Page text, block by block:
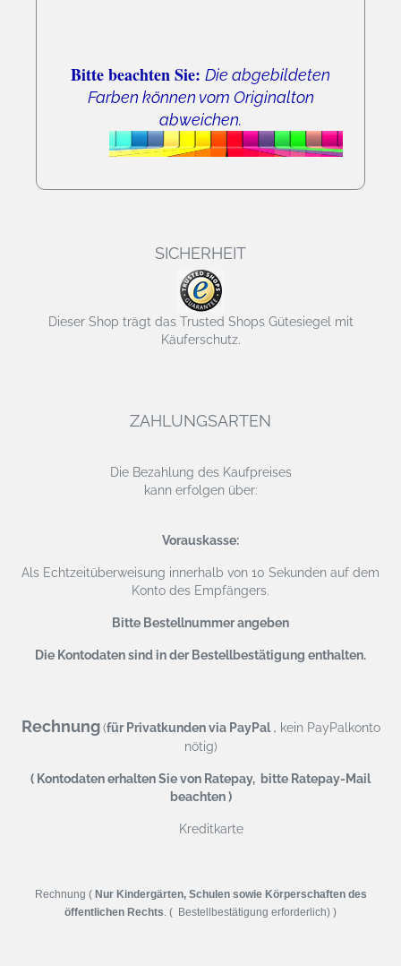
Bitte beachten Sie: Die abgebildeten
Farben können vom Originalton
abweichen.
SICHERHEIT
Dieser Shop trägt das Trusted Shops Gütesiegel mit
Käuferschutz.
ZAHLUNGSARTEN
Die Bezahlung des Kaufpreises
kann erfolgen über:
Vorauskasse:
Als Echtzeitüberweisung innerhalb von 10 Sekunden auf dem
Konto des Empfängers.
Bitte Bestellnummer angeben
Die Kontodaten sind in der Bestellbestätigung enthalten.
Rechnung (für Privatkunden via PayPal, kein PayPalkonto
nötig)
( Kontodaten erhalten Sie von Ratepay, bitte Ratepay-Mail
beachten )
Kreditkarte
Rechnung ( Nur Kindergärten, Schulen sowie Körperschaften des
öffentlichen Rechts . ( Bestellbestätigung erforderlich) )